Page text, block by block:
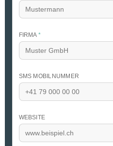
FIRMA *
SMS MOBILNUMMER
WEBSITE